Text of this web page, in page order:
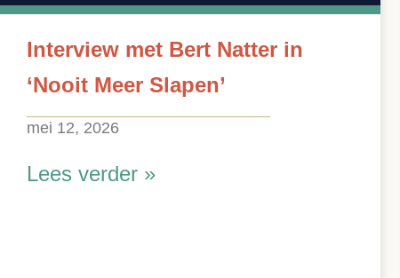
Interview met Bert Natter in
‘Nooit Meer Slapen’
mei 12, 2026
Lees verder »